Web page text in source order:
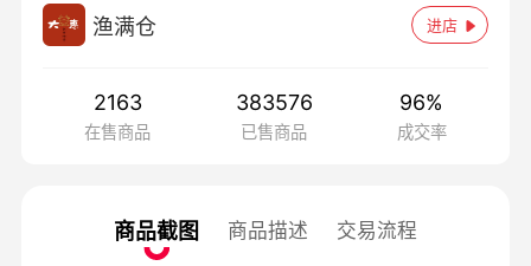
渔满仓 进店
2163
在售商品
383576
已售商品
96%
成交率
商品截图 商品描述 交易流程